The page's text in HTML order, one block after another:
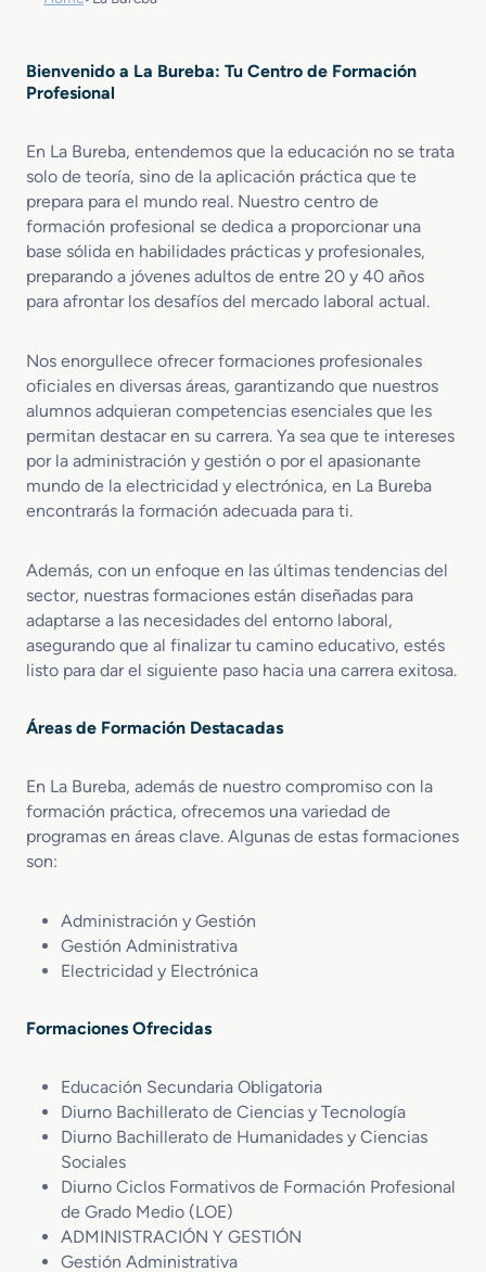
Bienvenido a La Bureba: Tu Centro de Formación
Profesional
En La Bureba, entendemos que la educación no se trata
solo de teoría, sino de la aplicación práctica que te
prepara para el mundo real. Nuestro centro de
formación profesional se dedica a proporcionar una
base sólida en habilidades prácticas y profesionales,
preparando a jóvenes adultos de entre 20 y 40 años
para afrontar los desafíos del mercado laboral actual.
Nos enorgullece ofrecer formaciones profesionales
oficiales en diversas áreas, garantizando que nuestros
alumnos adquieran competencias esenciales que les
permitan destacar en su carrera. Ya sea que te intereses
por la administración y gestión o por el apasionante
mundo de la electricidad y electrónica, en La Bureba
encontrarás la formación adecuada para ti.
Además, con un enfoque en las últimas tendencias del
sector, nuestras formaciones están diseñadas para
adaptarse a las necesidades del entorno laboral,
asegurando que al finalizar tu camino educativo, estés
listo para dar el siguiente paso hacia una carrera exitosa.
Áreas de Formación Destacadas
En La Bureba, además de nuestro compromiso con la
formación práctica, ofrecemos una variedad de
programas en áreas clave. Algunas de estas formaciones
son:
Administración y Gestión
Gestión Administrativa
Electricidad y Electrónica
Formaciones Ofrecidas
Educación Secundaria Obligatoria
Diurno Bachillerato de Ciencias y Tecnología
Diurno Bachillerato de Humanidades y Ciencias
Sociales
Diurno Ciclos Formativos de Formación Profesional
de Grado Medio (LOE)
ADMINISTRACIÓN Y GESTIÓN
Gestión Administrativa